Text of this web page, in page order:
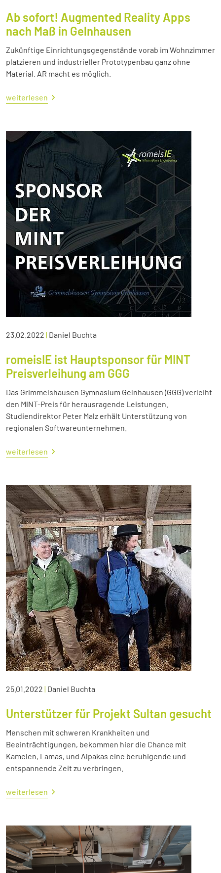
Ab sofort! Augmented Reality Apps
nach Maß in Gelnhausen
Zukünftige Einrichtungsgegenstände vorab im Wohnzimmer
platzieren und industrieller Prototypenbau ganz ohne
Material. AR macht es möglich.
weiterlesen
23.02.2022 | Daniel Buchta
romeisIE ist Hauptsponsor für MINT
Preisverleihung am GGG
Das Grimmelshausen Gymnasium Gelnhausen (GGG) verleiht
den MINT-Preis für herausragende Leistungen.
Studiendirektor Peter Malz erhält Unterstützung von
regionalen Softwareunternehmen.
weiterlesen
25.01.2022 | Daniel Buchta
Unterstützer für Projekt Sultan gesucht
Menschen mit schweren Krankheiten und
Beeinträchtigungen, bekommen hier die Chance mit
Kamelen, Lamas, und Alpakas eine beruhigende und
entspannende Zeit zu verbringen.
weiterlesen